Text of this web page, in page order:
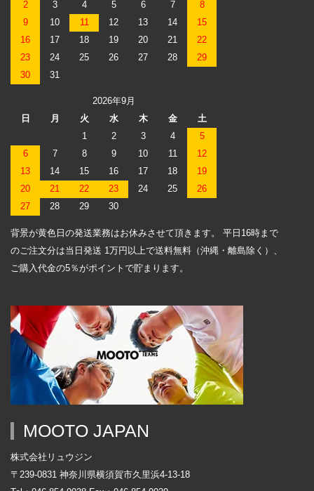
MOOTO JAPAN
株式会社リュウジン
〒239-0831 神奈川県横須賀市久里浜4-13-18
2
3 4 5 6 7
8
9
10 11 12 13 14
15
16
17 18 19 20 21
22
23
24 25 26 27 28
29
30
31
2026年9月
日
月 火 水 木 金
土
1
2 3 4
5
6
7 8 9 10 11
12
13
14 15 16 17 18
19
20
21 22 23 24 25
26
27
28 29 30
背景が黄色日の発送業務はお休みさせて頂きます。 平日16時まで
のご注文分は当日発送 1万円以上で送料無料（沖縄・離島除く）、
ご購入代金の5％がポイントで貯まります。